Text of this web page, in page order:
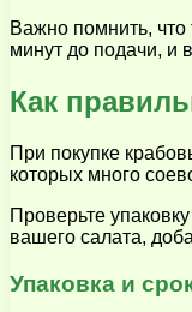
Важно помнить, что
минут до подачи, и
Как
При покупке
которых много
Проверьте
вашего салата,
Упаковка и